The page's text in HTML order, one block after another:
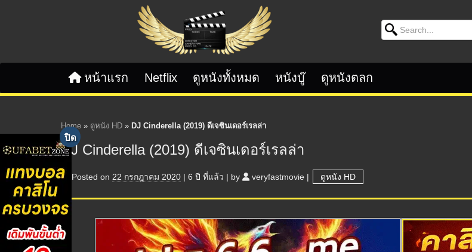
Search for:
หน้าแรก Netflix ดูหนังทั้งหมด หนังบู๊ ดูหนังตลก
Home » ดูหนัง HD » DJ Cinderella (2019) ดีเจซินเดอร์เรลล่า
DJ Cinderella (2019) ดีเจซินเดอร์เรลล่า
Posted on 22 กรกฎาคม 2020 | 6 ปี ที่แล้ว | by veryfastmovie | ดูหนัง HD